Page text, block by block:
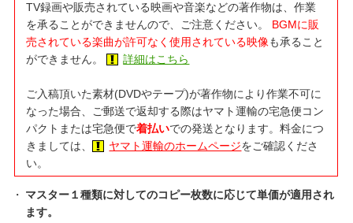
TV録画や販売されている映画や音楽などの著作物は、作業
を承ることができませんので、ご注意ください。 BGMに販
売されている楽曲が許可なく使用されている映像も承ること
ができません。
詳細はこちら
ご入稿頂いた素材(DVDやテープ)が著作物により作業不可に
なった場合、ご郵送で返却する際はヤマト運輸の宅急便コン
パクトまたは宅急便で着払いでの発送となります。料金につ
きましては、
ヤマト運輸のホームページをご確認くださ
い。
マスター１種類に対してのコピー枚数に応じて単価が適用され
ます。